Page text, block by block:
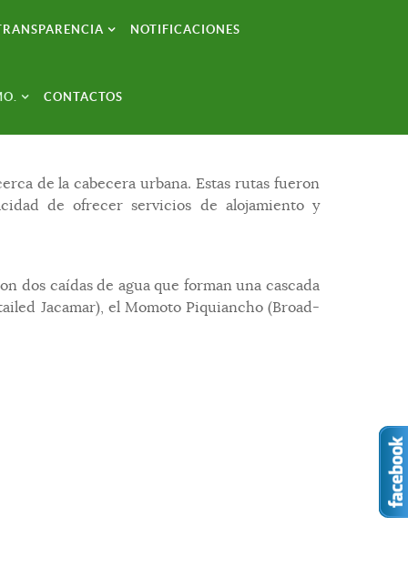
NOTIFICACIONES
CONTACTOS
de la cabecera urbana. Estas rutas fueron
de ofrecer servicios de alojamiento y
dos caídas de agua que forman una cascada
Jacamar), el Momoto Piquiancho (Broad-